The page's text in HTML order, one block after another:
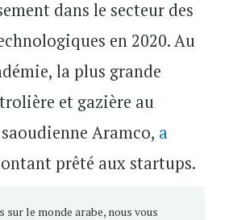
dans le secteur des
en 2020. Au
la plus grande
et gazière au
Aramco, a
prêté aux startups.
sur le monde arabe, nous vous